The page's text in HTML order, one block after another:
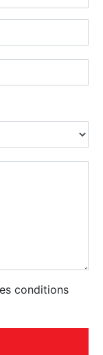
conditions